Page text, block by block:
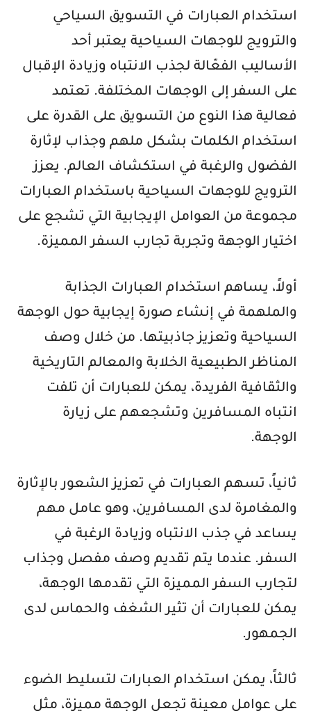
استخدام العبارات في التسويق السياحي
والترويج للوجهات السياحية يعتبر أحد
الأساليب الفعّالة لجذب الانتباه وزيادة الإقبال
على السفر إلى الوجهات المختلفة. تعتمد
فعالية هذا النوع من التسويق على القدرة على
استخدام الكلمات بشكل ملهم وجذاب لإثارة
الفضول والرغبة في استكشاف العالم. يعزز
الترويج للوجهات السياحية باستخدام العبارات
مجموعة من العوامل الإيجابية التي تشجع على
اختيار الوجهة وتجربة تجارب السفر المميزة.
أولاً، يساهم استخدام العبارات الجذابة
والملهمة في إنشاء صورة إيجابية حول الوجهة
السياحية وتعزيز جاذبيتها. من خلال وصف
المناظر الطبيعية الخلابة والمعالم التاريخية
والثقافية الفريدة، يمكن للعبارات أن تلفت
انتباه المسافرين وتشجعهم على زيارة
الوجهة.
ثانياً، تسهم العبارات في تعزيز الشعور بالإثارة
والمغامرة لدى المسافرين، وهو عامل مهم
يساعد في جذب الانتباه وزيادة الرغبة في
السفر. عندما يتم تقديم وصف مفصل وجذاب
لتجارب السفر المميزة التي تقدمها الوجهة،
يمكن للعبارات أن تثير الشغف والحماس لدى
الجمهور.
ثالثاً، يمكن استخدام العبارات لتسليط الضوء
على عوامل معينة تجعل الوجهة مميزة، مثل